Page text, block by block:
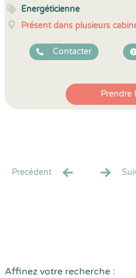
Energéticienne
Présent dans plusieurs
Contacter
Prendre
Precédent
Affinez votre recherche :